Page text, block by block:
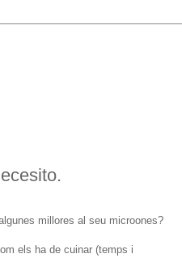
millores al seu microones?
els ha de cuinar (temps i